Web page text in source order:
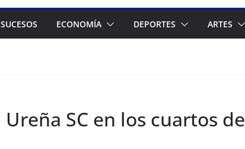
SUCESOS ECONOMÍA DEPORTES ARTES
SC en los cuartos de